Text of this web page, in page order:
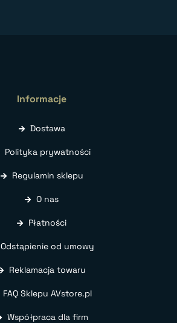
Informacje
Dostawa
Polityka prywatności
Regulamin sklepu
O nas
Płatności
Odstąpienie od umowy
Reklamacja towaru
FAQ Sklepu AVstore.pl
Współpraca dla firm